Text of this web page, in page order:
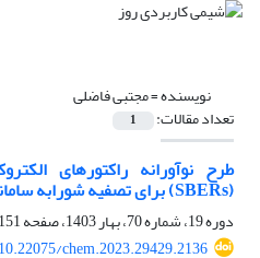
نویسنده =مجتبی فاضلی
تعداد مقالات: 1
طرح نوآورانه راکتورهای
(SBERs) برای تصفیه شورابه سامانه نمک زدایی آب لب شور
دوره 19، شماره 70، بهار 1403، صفحه
151-180
10.22075/chem.2023.29429.2136